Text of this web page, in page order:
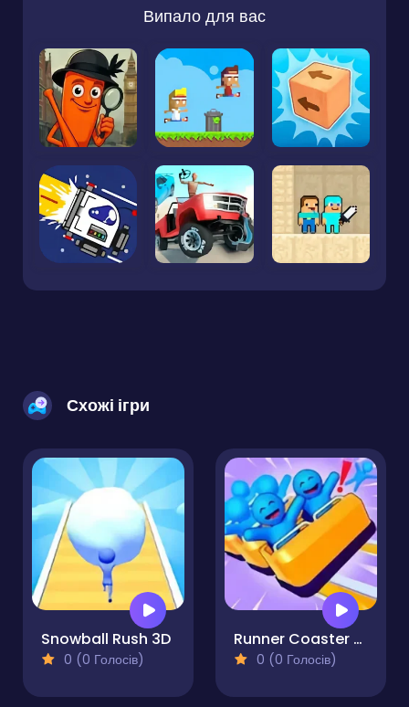
Випало для вас
Схожі ігри
Snowball Rush 3D
0 (0 Голосів)
Runner Coaster Race
0 (0 Голосів)